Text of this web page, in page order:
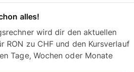
alles!
wird dir den aktuellen
RON zu CHF und den Kursverlauf
Tage, Wochen oder Monate